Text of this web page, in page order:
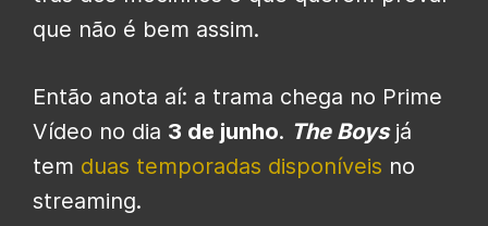
que não é bem assim.
Então anota aí: a trama chega no Prime
Vídeo no dia 3 de junho. The Boysjá
tem duas temporadas disponíveis no
streaming.